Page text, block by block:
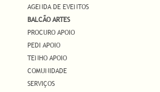
AGENDA DE EVENTOS
BALCÃO ARTES
PROCURO APOIO
PEDI APOIO
TENHO APOIO
COMUNIDADE
SERVIÇOS